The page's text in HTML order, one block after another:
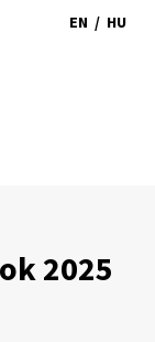
EN / HU
2025